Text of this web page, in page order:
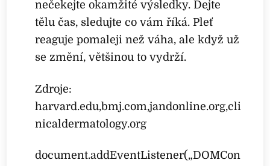
nečekejte okamžité výsledky. Dejte
tělu čas, sledujte co vám říká. Pleť
reaguje pomaleji než váha, ale když už
se změní, většinou to vydrží.
Zdroje:
harvard.edu,bmj.com,jandonline.org,cli
nicaldermatology.org
document.addEventListener(„DOMCon